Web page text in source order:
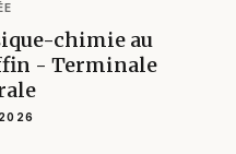
chimie au
- Terminale